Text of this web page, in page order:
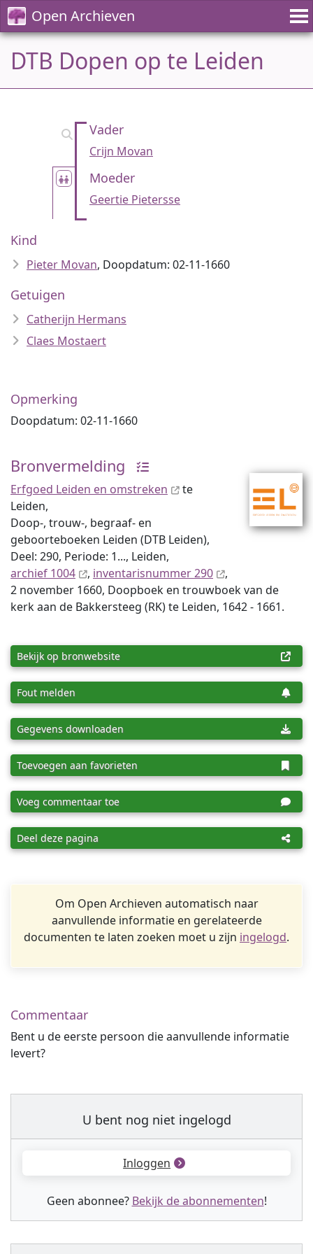
Open Archieven
DTB Dopen op te Leiden
Vader
Crijn Movan
Moeder
Geertie Pietersse
Kind
Pieter Movan, Doopdatum: 02-11-1660
Getuigen
Catherijn Hermans
Claes Mostaert
Opmerking
Doopdatum: 02-11-1660
Bronvermelding
Erfgoed Leiden en omstreken
te
Leiden,
Doop-, trouw-, begraaf- en
geboorteboeken Leiden (DTB Leiden),
Deel: 290, Periode: 1..., Leiden,
archief 1004
, inventaris­num­mer 290
,
2 november 1660, Doopboek en trouwboek van de
kerk aan de Bakkersteeg (RK) te Leiden, 1642 - 1661.
Bekijk op bronwebsite
Fout melden
Gegevens downloaden
Toevoegen aan favorieten
Voeg commentaar toe
Deel deze pagina
Om Open Archieven automatisch naar
aanvullende informatie en gerelateerde
documenten te laten zoeken moet u zijn ingelogd.
Commentaar
Bent u de eerste persoon die aanvullende informatie
levert?
U bent nog niet ingelogd
Inloggen
Geen abonnee? Bekijk de abonnementen!